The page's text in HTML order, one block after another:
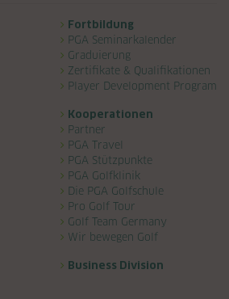
Fortbildung
PGA Seminarkalender
Graduierung
Zertifikate & Qualifikationen
Player Development Program
Kooperationen
Partner
PGA Travel
PGA Stützpunkte
PGA Golfklinik
Die PGA Golfschule
Pro Golf Tour
Golf Team Germany
Wir bewegen Golf
Business Division